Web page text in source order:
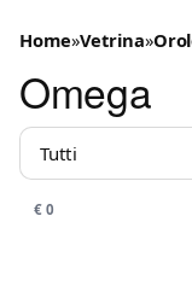
Home»Vetrina»
Omega
MARCHIO
PREZZO
€ 0